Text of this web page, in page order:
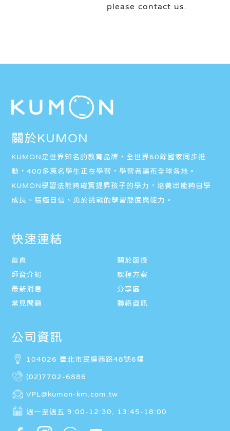
please contact us.
關於KUMON
KUMON是世界知名的教育品牌，全世界60餘國家同步推
動，400多萬名學生正在學習，學習者遍布全球各地。
KUMON學習法能夠確實提昇孩子的學力，培養出能夠自學
成長、積極自信、勇於挑戰的學習態度與能力。
快速連結
首頁
關於函授
師資介紹
課程方案
最新消息
分享區
常見問題
聯絡資訊
公司資訊
104026 臺北市民權西路48號6樓
(02)7702-6886
VPL@kumon-km.com.tw
週一至週五 9:00-12:30, 13:45-18:00